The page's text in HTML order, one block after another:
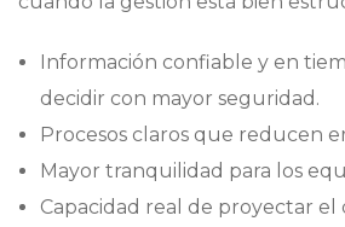
Información confiable y en
decidir con mayor seguridad.
Procesos claros que reducen
Mayor tranquilidad para los
Capacidad real de proyectar el